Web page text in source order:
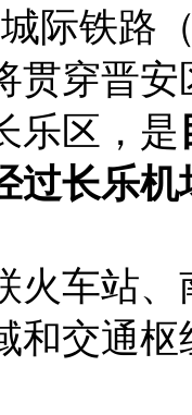
际铁路
贯穿晋
乐区，是
过长乐
火车站
和交通枢